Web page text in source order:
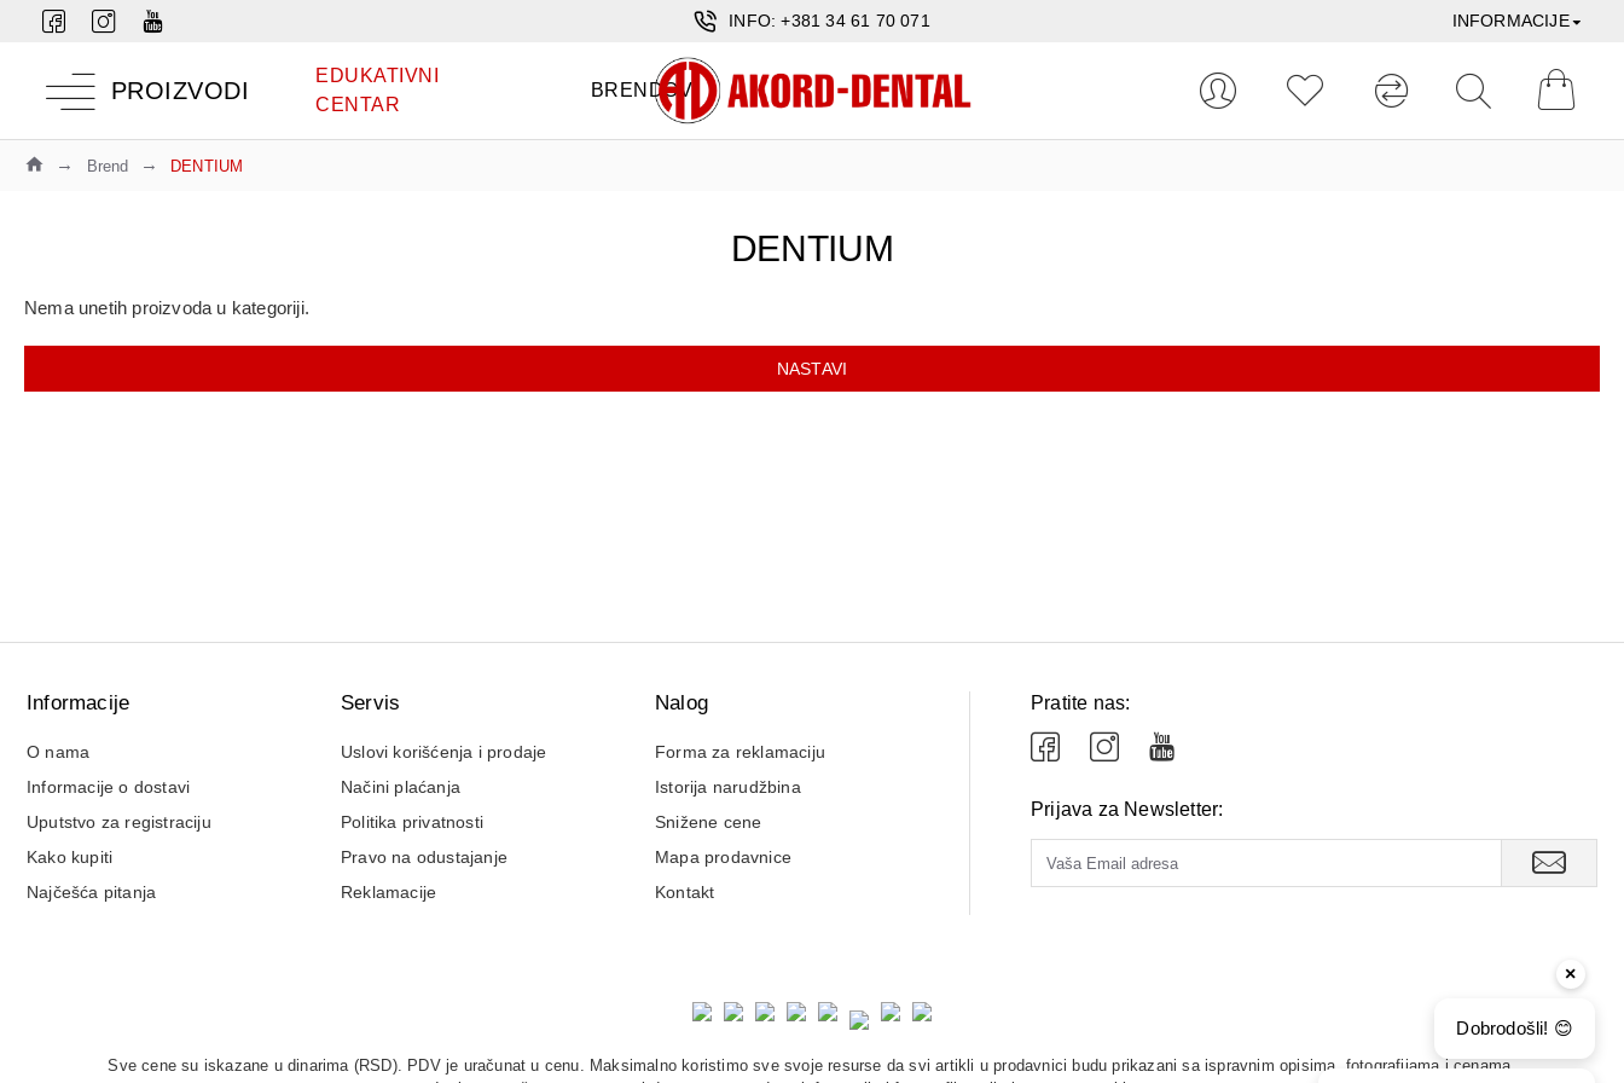
INFO: +381 34 61 70 071 INFORMACIJE
PROIZVODI
EDUKATIVNI
CENTAR
BRENDOVI
Brend DENTIUM
DENTIUM
Nema unetih proizvoda u kategoriji.
NASTAVI
Informacije
O nama
Informacije o dostavi
Uputstvo za registraciju
Kako kupiti
Najčešća pitanja
Servis
Uslovi korišćenja i prodaje
Načini plaćanja
Politika privatnosti
Pravo na odustajanje
Reklamacije
Nalog
Forma za reklamaciju
Istorija narudžbina
Snižene cene
Mapa prodavnice
Kontakt
Pratite nas:
Prijava za Newsletter:
Sve cene su iskazane u dinarima (RSD). PDV je uračunat u cenu. Maksimalno koristimo sve svoje resurse da svi artikli u prodavnici budu prikazani sa ispravnim opisima, fotografijama i cenama.
×
Dobrodošli! 😊